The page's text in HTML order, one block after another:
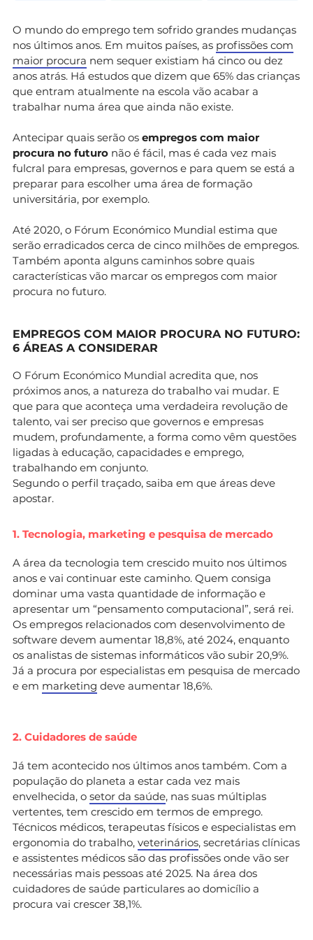
O mundo do emprego tem sofrido grandes mudanças
nos últimos anos. Em muitos países, as profissões com
maior procura nem sequer existiam há cinco ou dez
anos atrás. Há estudos que dizem que 65% das crianças
que entram atualmente na escola vão acabar a
trabalhar numa área que ainda não existe.
Antecipar quais serão os empregos com maior
procura no futuro não é fácil, mas é cada vez mais
fulcral para empresas, governos e para quem se está a
preparar para escolher uma área de formação
universitária, por exemplo.
Até 2020, o Fórum Económico Mundial estima que
serão erradicados cerca de cinco milhões de empregos.
Também aponta alguns caminhos sobre quais
características vão marcar os empregos com maior
procura no futuro.
EMPREGOS COM MAIOR PROCURA NO FUTURO:
6 ÁREAS A CONSIDERAR
O Fórum Económico Mundial acredita que, nos
próximos anos, a natureza do trabalho vai mudar. E
que para que aconteça uma verdadeira revolução de
talento, vai ser preciso que governos e empresas
mudem, profundamente, a forma como vêm questões
ligadas à educação, capacidades e emprego,
trabalhando em conjunto.
Segundo o perfil traçado, saiba em que áreas deve
apostar.
1. Tecnologia, marketing e pesquisa de mercado
A área da tecnologia tem crescido muito nos últimos
anos e vai continuar este caminho. Quem consiga
dominar uma vasta quantidade de informação e
apresentar um “pensamento computacional”, será rei.
Os empregos relacionados com desenvolvimento de
software devem aumentar 18,8%, até 2024, enquanto
os analistas de sistemas informáticos vão subir 20,9%.
Já a procura por especialistas em pesquisa de mercado
e em marketing deve aumentar 18,6%.
2. Cuidadores de saúde
Já tem acontecido nos últimos anos também. Com a
população do planeta a estar cada vez mais
envelhecida, o setor da saúde, nas suas múltiplas
vertentes, tem crescido em termos de emprego.
Técnicos médicos, terapeutas físicos e especialistas em
ergonomia do trabalho, veterinários, secretárias clínicas
e assistentes médicos são das profissões onde vão ser
necessárias mais pessoas até 2025. Na área dos
cuidadores de saúde particulares ao domicílio a
procura vai crescer 38,1%.